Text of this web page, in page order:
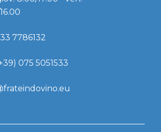
7786132
075 5051533